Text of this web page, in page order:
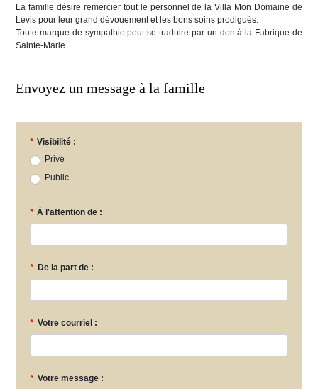
La famille désire remercier tout le personnel de la Villa Mon Domaine de
Lévis pour leur grand dévouement et les bons soins prodigués.
Toute marque de sympathie peut se traduire par un don à la Fabrique de
Sainte-Marie.
Envoyez un message à la famille
* Visibilité :
Privé
Public
* À l'attention de :
* De la part de :
* Votre courriel :
* Votre message :